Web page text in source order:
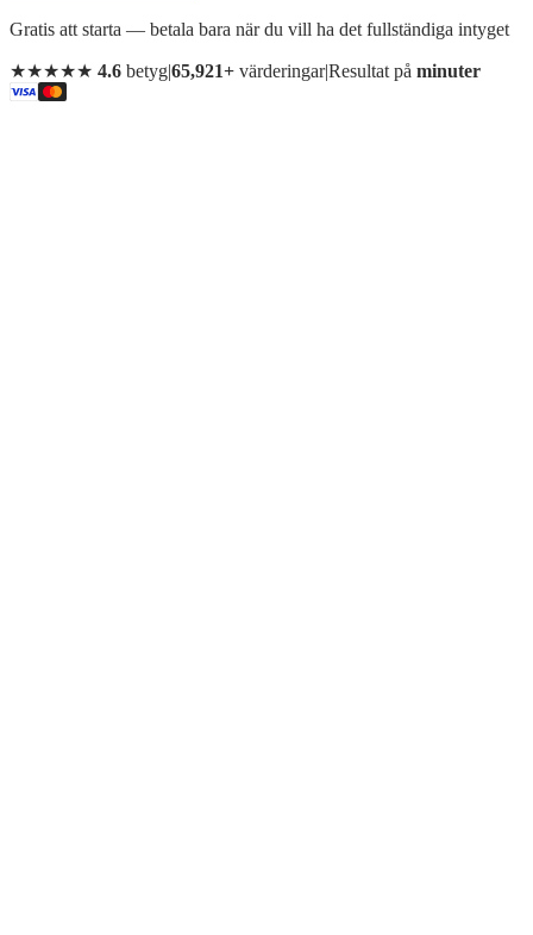
Gratis att starta — betala bara när du vill ha det fullständiga intyget
★★★★★ 4.6 betyg|65,921+ värderingar|Resultat på minuter